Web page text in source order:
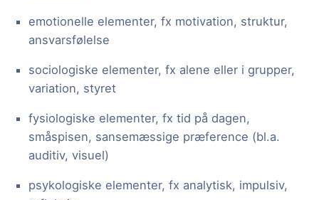
emotionelle elementer, fx motivation, struktur,
ansvarsfølelse
sociologiske elementer, fx alene eller i grupper,
variation, styret
fysiologiske elementer, fx tid på dagen,
småspisen, sansemæssige præference (bl.a.
auditiv, visuel)
psykologiske elementer, fx analytisk, impulsiv,